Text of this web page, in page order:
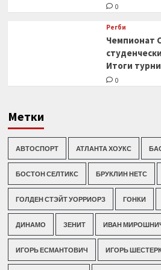
0
Регби
Чемпионат
Итоги
0
Метки
АВТОСПОРТ АТЛАНТА ХОУКС
БОСТОН СЕЛТИКС БРУКЛИН НЕТС
ГОЛДЕН СТЭЙТ УОРРИОРЗ ГОНКИ
ДИНАМО ЗЕНИТ ИВАН
ИГОРЬ ЕСМАНТОВИЧ ИГОРЬ